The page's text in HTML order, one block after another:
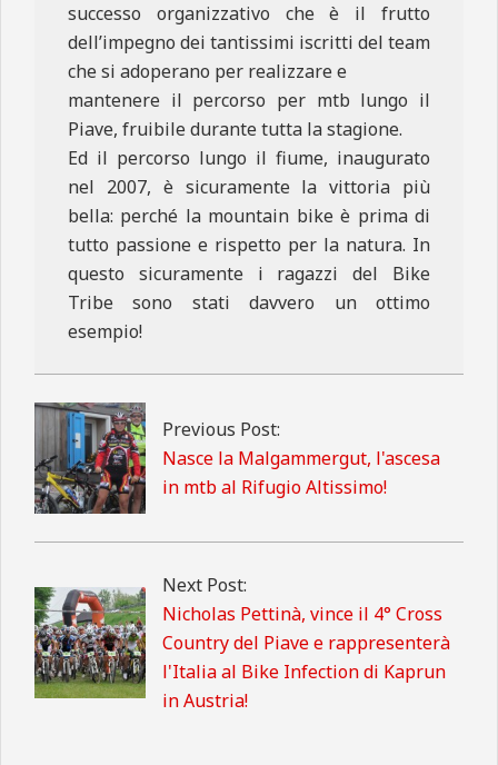
successo organizzativo che è il frutto
dell’impegno dei tantissimi iscritti del team
che si adoperano per realizzare e
mantenere il percorso per mtb lungo il
Piave, fruibile durante tutta la stagione.
Ed il percorso lungo il fiume, inaugurato
nel 2007, è sicuramente la vittoria più
bella: perché la mountain bike è prima di
tutto passione e rispetto per la natura. In
questo sicuramente i ragazzi del Bike
Tribe sono stati davvero un ottimo
esempio!
2011-
12-
12
Previous Post:
Nasce la Malgammergut, l'ascesa
in mtb al Rifugio Altissimo!
Next Post:
Nicholas Pettinà, vince il 4° Cross
Country del Piave e rappresenterà
l'Italia al Bike Infection di Kaprun
in Austria!